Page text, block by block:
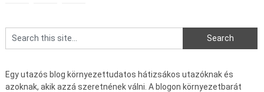
Egy utazós blog környezettudatos hátizsákos utazóknak és
azoknak, akik azzá szeretnének válni. A blogon környezetbarát